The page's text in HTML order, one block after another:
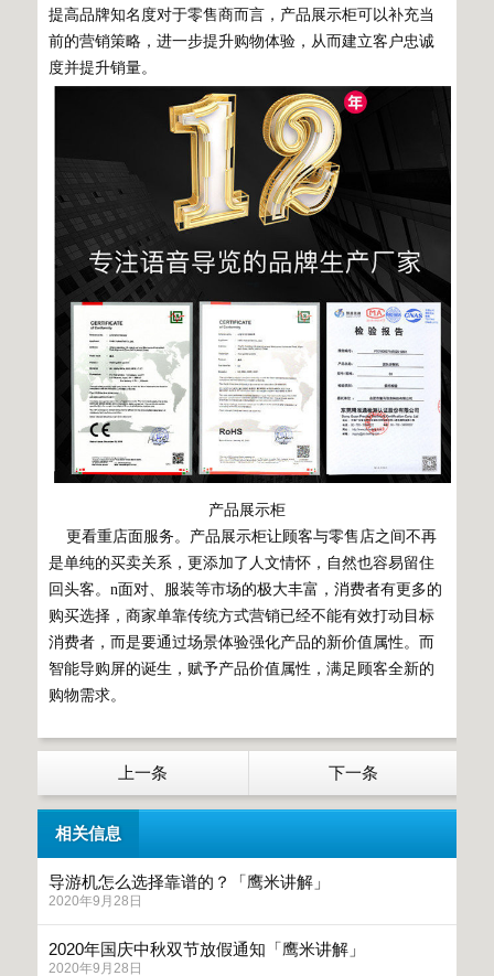
提高品牌知名度对于零售商而言，产品展示柜可以补充当
前的营销策略，进一步提升购物体验，从而建立客户忠诚
度并提升销量。
产品展示柜
更看重店面服务。产品展示柜让顾客与零售店之间不再
是单纯的买卖关系，更添加了人文情怀，自然也容易留住
回头客。n面对、服装等市场的极大丰富，消费者有更多的
购买选择，商家单靠传统方式营销已经不能有效打动目标
消费者，而是要通过场景体验强化产品的新价值属性。而
智能导购屏的诞生，赋予产品价值属性，满足顾客全新的
购物需求。
上一条 下一条
相关信息
导游机怎么选择靠谱的？「鹰米讲解」
2020年9月28日
2020年国庆中秋双节放假通知「鹰米讲解」
2020年9月28日